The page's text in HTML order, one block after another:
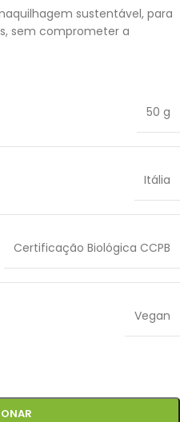
sustentável, para
sem comprometer a
50 g
Itália
Certificação Biológica CCPB
Vegan